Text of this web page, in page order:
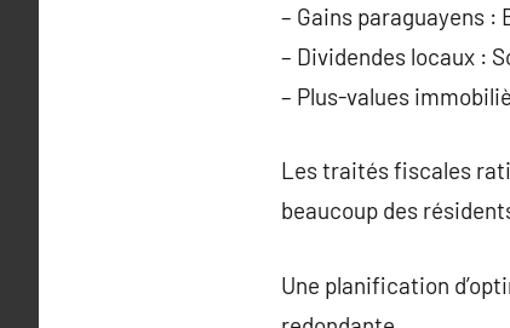
– Gains paraguayens :
– Dividendes locaux :
– Plus-values
Les traités fiscales
beaucoup des
Une planification